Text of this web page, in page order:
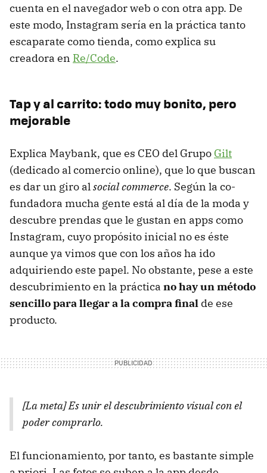
cuenta en el navegador web o con otra app. De
este modo, Instagram sería en la práctica tanto
escaparate como tienda, como explica su
creadora en Re/Code.
Tap y al carrito: todo muy bonito, pero
mejorable
Explica Maybank, que es CEO del Grupo Gilt
(dedicado al comercio online), que lo que buscan
es dar un giro alsocial commerce. Según la co-
fundadora mucha gente está al día de la moda y
descubre prendas que le gustan en apps como
Instagram, cuyo propósito inicial no es éste
aunque ya vimos que con los años ha ido
adquiriendo este papel. No obstante, pese a este
descubrimiento en la práctica no hay un método
sencillo para llegar a la compra final de ese
producto.
[La meta] Es unir el descubrimiento visual con el
poder comprarlo.
El funcionamiento, por tanto, es bastante simple